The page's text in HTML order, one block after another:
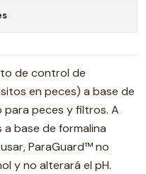
de control de
en peces) a base de
para peces y filtros. A
base de formalina
ParaGuard™ no
y no alterará el pH.